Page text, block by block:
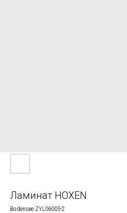
Ламинат HOXEN
Bodensee ZYL06005-2